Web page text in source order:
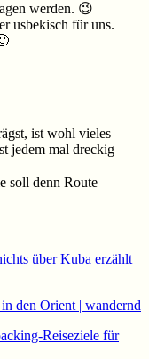
werden. 😉
usbekisch für uns.
ist wohl vieles
jedem mal dreckig
soll denn Route
über Kuba erzählt
den Orient | wandernd
Reiseziele für